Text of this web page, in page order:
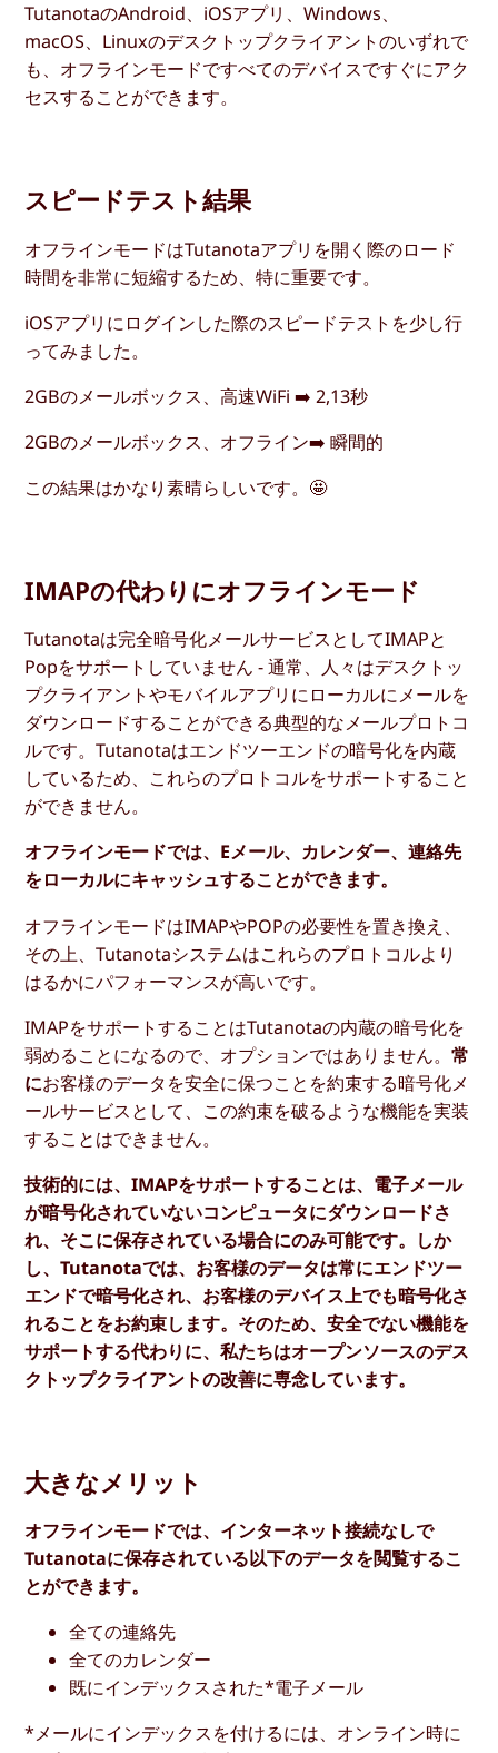
TutanotaのAndroid、iOSアプリ、Windows、
macOS、Linuxのデスクトップクライアントのいずれで
も、オフラインモードですべてのデバイスですぐにアク
セスすることができます。
スピードテスト結果
オフラインモードはTutanotaアプリを開く際のロード
時間を非常に短縮するため、特に重要です。
iOSアプリにログインした際のスピードテストを少し行
ってみました。
2GBのメールボックス、高速WiFi ➡️ 2,13秒
2GBのメールボックス、オフライン➡️ 瞬間的
この結果はかなり素晴らしいです。🤩
IMAPの代わりにオフラインモード
Tutanotaは完全暗号化メールサービスとしてIMAPと
Popをサポートしていません - 通常、人々はデスクトッ
プクライアントやモバイルアプリにローカルにメールを
ダウンロードすることができる典型的なメールプロトコ
ルです。Tutanotaはエンドツーエンドの暗号化を内蔵
しているため、これらのプロトコルをサポートすること
ができません。
オフラインモードでは、Eメール、カレンダー、連絡先
をローカルにキャッシュすることができます。
オフラインモードはIMAPやPOPの必要性を置き換え、
その上、Tutanotaシステムはこれらのプロトコルより
はるかにパフォーマンスが高いです。
IMAPをサポートすることはTutanotaの内蔵の暗号化を
弱めることになるので、オプションではありません。常
にお客様のデータを安全に保つことを約束する暗号化メ
ールサービスとして、この約束を破るような機能を実装
することはできません。
技術的には、IMAPをサポートすることは、電子メール
が暗号化されていないコンピュータにダウンロードさ
れ、そこに保存されている場合にのみ可能です。しか
し、Tutanotaでは、お客様のデータは常にエンドツー
エンドで暗号化され、お客様のデバイス上でも暗号化さ
れることをお約束します。そのため、安全でない機能を
サポートする代わりに、私たちはオープンソースのデス
クトップクライアントの改善に専念しています。
大きなメリット
オフラインモードでは、インターネット接続なしで
Tutanotaに保存されている以下のデータを閲覧するこ
とができます。
全ての連絡先
全てのカレンダー
既にインデックスされた*電子メール
*メールにインデックスを付けるには、オンライン時に